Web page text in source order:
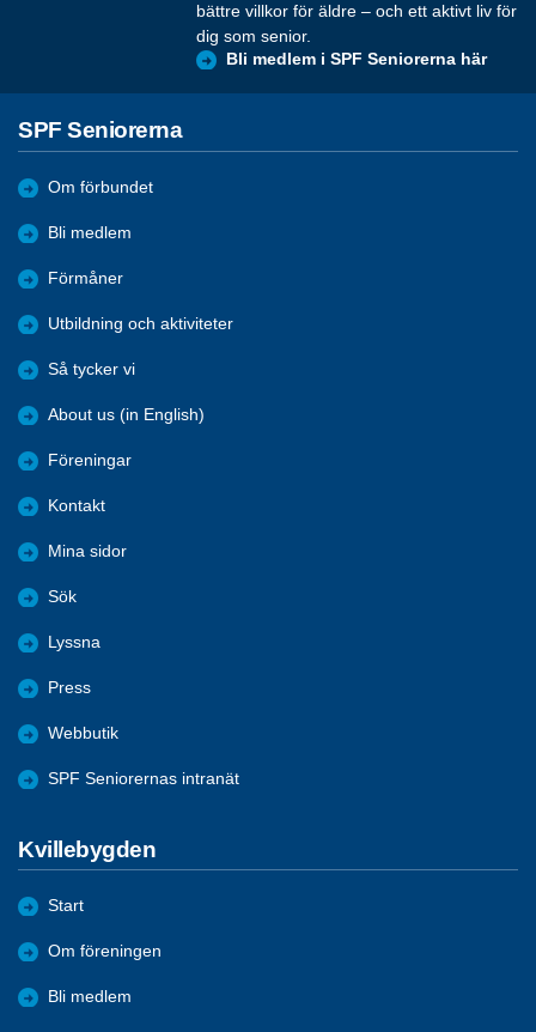
bättre villkor för äldre – och ett aktivt liv för
dig som senior.
Bli medlem i SPF Seniorerna här
SPF Seniorerna
Om förbundet
Bli medlem
Förmåner
Utbildning och aktiviteter
Så tycker vi
About us (in English)
Föreningar
Kontakt
Mina sidor
Sök
Lyssna
Press
Webbutik
SPF Seniorernas intranät
Kvillebygden
Start
Om föreningen
Bli medlem